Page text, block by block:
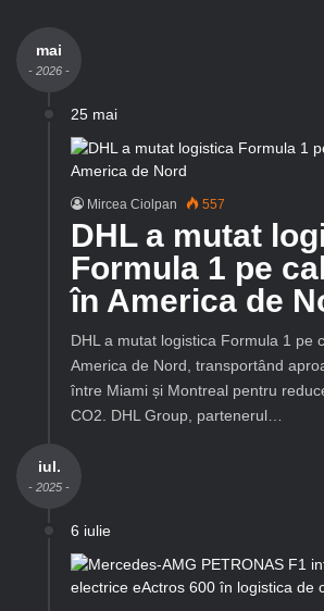
mai
- 2026 -
25 mai
Mircea Ciolpan 557
DHL a mutat
Formula 1 pe
în America de
DHL a mutat logistica Formula 1 pe
America de Nord, transportând
între Miami și Montreal pentru
CO2. DHL Group, partenerul…
iul.
- 2025 -
6 iulie